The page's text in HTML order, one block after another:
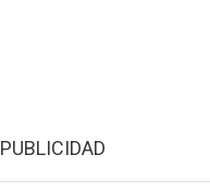
PUBLICIDAD